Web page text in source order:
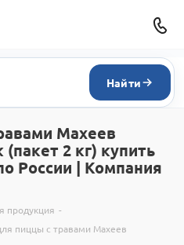
Найти
Махеев
2 кг) купить
России | Компания
продукция -
пиццы с травами Махеев